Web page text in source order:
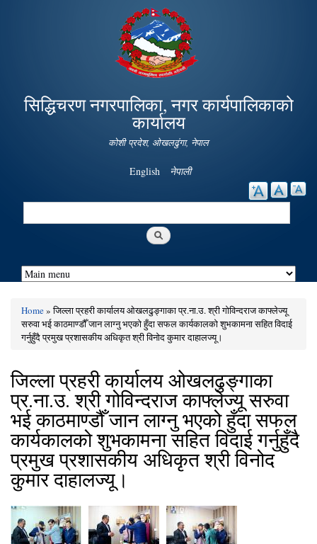
Skip to
main
content
सिद्धिचरण नगरपालिका, नगर कार्यपालिकाको
कार्यालय
कोशी प्रदेश, ओखलढुंगा, नेपाल
English नेपाली
Search
You are here
Home» जिल्ला प्रहरी कार्यालय ओखलढुङ्गाका प्र.ना.उ. श्री गोविन्दराज काफ्लेज्यू
सरुवा भई काठमाण्डौँ जान लाग्नु भएको हुँदा सफल कार्यकालको शुभकामना सहित विदाई
गर्नुहुँदै प्रमुख प्रशासकीय अधिकृत श्री विनोद कुमार दाहालज्यू।
जिल्ला प्रहरी कार्यालय ओखलढुङ्गाका
प्र.ना.उ. श्री गोविन्दराज काफ्लेज्यू सरुवा
भई काठमाण्डौँ जान लाग्नु भएको हुँदा सफल
कार्यकालको शुभकामना सहित विदाई गर्नुहुँदै
प्रमुख प्रशासकीय अधिकृत श्री विनोद
कुमार दाहालज्यू।